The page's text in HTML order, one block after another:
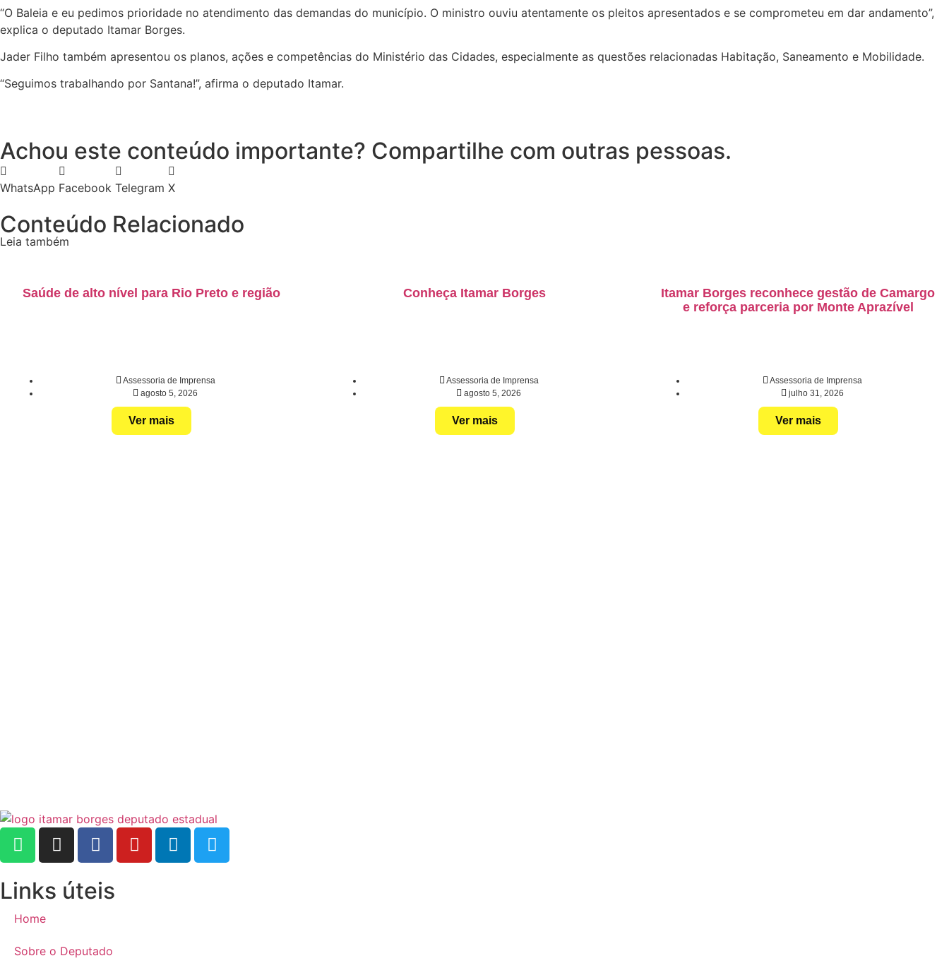
“O Baleia e eu pedimos prioridade no atendimento das demandas do município. O ministro ouviu atentamente os pleitos apresentados e se comprometeu em dar andamento”,
explica o deputado Itamar Borges.
Jader Filho também apresentou os planos, ações e competências do Ministério das Cidades, especialmente as questões relacionadas Habitação, Saneamento e Mobilidade.
“Seguimos trabalhando por Santana!”, afirma o deputado Itamar.
Achou este conteúdo importante? Compartilhe com outras pessoas.
WhatsApp Facebook Telegram X
Conteúdo Relacionado
Leia também
Saúde de alto nível para Rio Preto e região
Assessoria de Imprensa
agosto 5, 2026
Ver mais
Conheça Itamar Borges
Assessoria de Imprensa
agosto 5, 2026
Ver mais
Itamar Borges reconhece gestão de Camargo
e reforça parceria por Monte Aprazível
Assessoria de Imprensa
julho 31, 2026
Ver mais
Links úteis
Home
Sobre o Deputado